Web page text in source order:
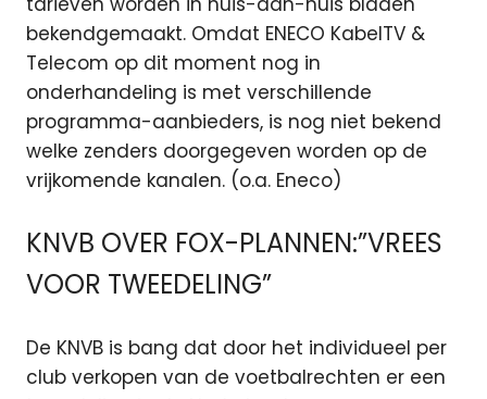
bekendgemaakt. Omdat ENECO KabelTV &
Telecom op dit moment nog in
onderhandeling is met verschillende
programma-aanbieders, is nog niet bekend
welke zenders doorgegeven worden op de
vrijkomende kanalen. (o.a. Eneco)
KNVB OVER FOX-PLANNEN:”VREES
VOOR TWEEDELING”
De KNVB is bang dat door het individueel per
club verkopen van de voetbalrechten er een